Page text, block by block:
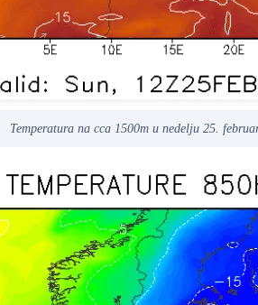
Temperatura na cca 1500m u nedelju 25.